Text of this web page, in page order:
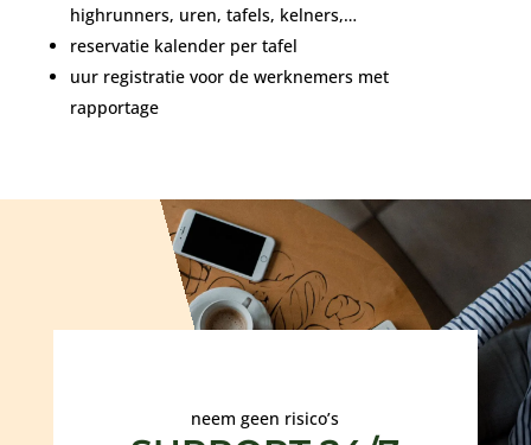
highrunners, uren, tafels, kelners,…
reservatie kalender per tafel
uur registratie voor de werknemers met
rapportage
neem geen risico’s